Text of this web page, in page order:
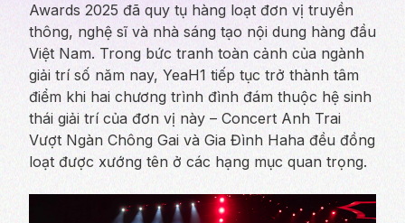
Awards 2025 đã quy tụ hàng loạt đơn vị truyền
thông, nghệ sĩvà nhà sáng tạo nội dung hàng đầu
Việt Nam. Trong bức tranh toàn cảnh của ngành
giải trí số năm nay, YeaH1 tiếp tục trở thành tâm
điểm khi hai chương trình đình đám thuộc hệ sinh
thái giải trí của đơn vị này – Concert Anh Trai
Vượt Ngàn Chông Gai và Gia Đình Haha đều đồng
loạt được xướng tên ở các hạng mục quan trọng.